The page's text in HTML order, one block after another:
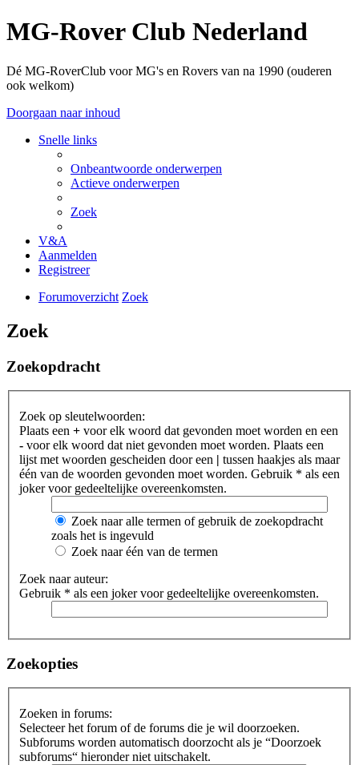
MG-Rover Club Nederland
Dé MG-RoverClub voor MG's en Rovers van na 1990 (ouderen
ook welkom)
Doorgaan naar inhoud
Snelle links
Onbeantwoorde onderwerpen
Actieve onderwerpen
Zoek
V&A
Aanmelden
Registreer
Forumoverzicht Zoek
Zoek
Zoekopdracht
Zoek op sleutelwoorden:
Plaats een + voor elk woord dat gevonden moet worden en een
- voor elk woord dat niet gevonden moet worden. Plaats een
lijst met woorden gescheiden door een | tussen haakjes als maar
één van de woorden gevonden moet worden. Gebruik * als een
joker voor gedeeltelijke overeenkomsten.
Zoek naar alle termen of gebruik de zoekopdracht
zoals het is ingevuld
Zoek naar één van de termen
Zoek naar auteur:
Gebruik * als een joker voor gedeeltelijke overeenkomsten.
Zoekopties
Zoeken in forums:
Selecteer het forum of de forums die je wil doorzoeken.
Subforums worden automatisch doorzocht als je “Doorzoek
subforums“ hieronder niet uitschakelt.